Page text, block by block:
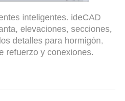
inteligentes. ideCAD
elevaciones, secciones,
detalles para hormigón,
refuerzo y conexiones.